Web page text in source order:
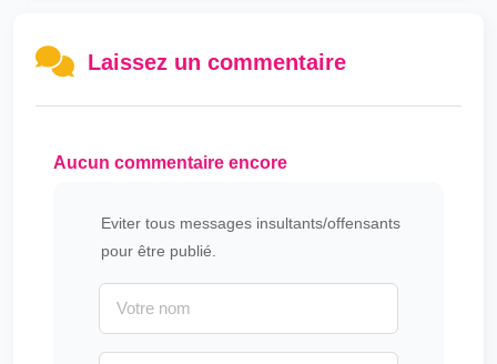
Laissez un commentaire
Aucun commentaire encore
Eviter tous messages insultants/offensants
pour être publié.